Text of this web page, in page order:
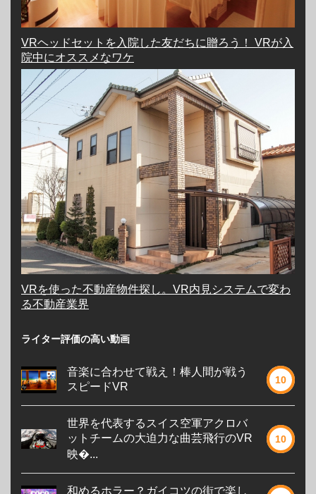
VRヘッドセットを入院した友だちに贈ろう！ VRが入
院中にオススメなワケ
VRを使った不動産物件探し。VR内見システムで変わ
る不動産業界
ライター評価の高い動画
音楽に合わせて戦え！棒人間が戦う
スピードVR
10
世界を代表するスイス空軍アクロバ
ットチームの大迫力な曲芸飛行のVR
映�...
10
和めるホラー？ガイコツの街で楽し